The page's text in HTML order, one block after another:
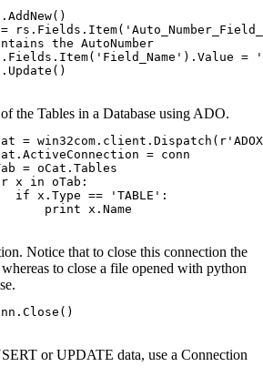
the AutoNumber
=
the Tables in a Database using ADO.
=
= conn
= oCat.Tables
x in oTab:
if x.Type == 'TABLE':
print x.Name
Notice that to close this connection the
whereas to close a file opened with python
or UPDATE data, use a Connection